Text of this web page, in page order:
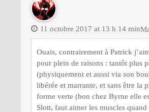
11 octobre 2017 at 13 h 14 min
Ouais, contrairement à Patrick
pour plein de raisons : tantôt plus
(physiquement et aussi via son
libérée et marrante, et sans être la
forme verte (bon chez Byrne elle
Slott, faut aimer les muscles